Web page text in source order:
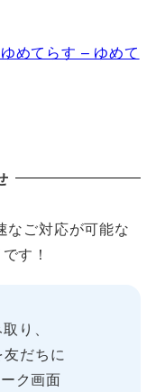
めてらす – ゆめて
なご対応が可能な
す！
り、
だちに
ク画面